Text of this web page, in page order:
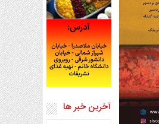
آخرین خبر ها